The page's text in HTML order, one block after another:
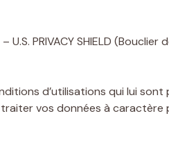
PRIVACY SHIELD
d’utilisations qui lui sont
vos données à caractère